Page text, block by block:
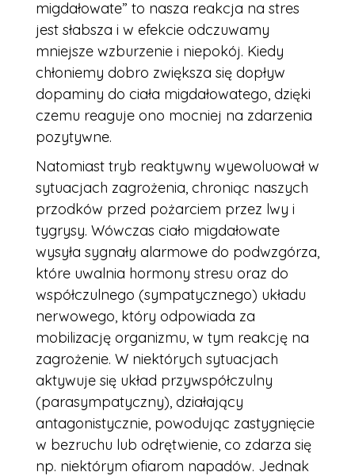
migdałowate” to nasza reakcja na stres
jest słabsza i w efekcie odczuwamy
mniejsze wzburzenie i niepokój. Kiedy
chłoniemy dobro zwiększa się dopływ
dopaminy do ciała migdałowatego, dzięki
czemu reaguje ono mocniej na zdarzenia
pozytywne.
Natomiast tryb reaktywny wyewoluował w
sytuacjach zagrożenia, chroniąc naszych
przodków przed pożarciem przez lwy i
tygrysy. Wówczas ciało migdałowate
wysyła sygnały alarmowe do podwzgórza,
które uwalnia hormony stresu oraz do
współczulnego (sympatycznego) układu
nerwowego, który odpowiada za
mobilizację organizmu, w tym reakcję na
zagrożenie. W niektórych sytuacjach
aktywuje się układ przywspółczulny
(parasympatyczny), działający
antagonistycznie, powodując zastygnięcie
w bezruchu lub odrętwienie, co zdarza się
np. niektórym ofiarom napadów. Jednak